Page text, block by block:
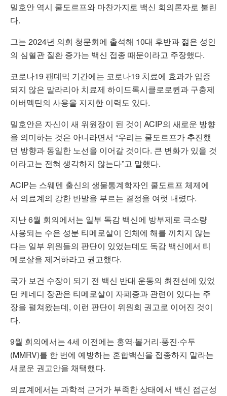
밀호안 역시 쿨도르프와 마찬가지로 백신 회의론자로 불린
다.
그는 2024년 의회 청문회에 출석해 10대 후반과 젊은 성인
의 심혈관 질환 증가는 백신 접종 때문이라고 주장했다.
코로나19 팬데믹 기간에는 코로나19 치료에 효과가 입증
되지 않은 말라리아 치료제 하이드록시클로로퀸과 구충제
이버멕틴의 사용을 지지한 이력도 있다.
밀호안은 자신이 새 위원장이 된 것이 ACIP의 새로운 방향
을 의미하는 것은 아니라면서 “우리는 쿨도르프가 추진했
던 방향과 동일한 노선을 이어갈 것이다. 큰 변화가 있을 것
이라고는 전혀 생각하지 않는다”고 말했다.
ACIP는 스웨덴 출신의 생물통계학자인 쿨도르프 체제에
서 의료계의 강한 반발을 부르는 결정을 여럿 내렸다.
지난 6월 회의에서는 일부 독감 백신에 방부제로 극소량
사용되는 수은 성분 티메로살이 인체에 해를 끼치지 않는
다는 일부 위원들의 판단이 있었는데도 독감 백신에서 티
메로살을 제거하라고 권고했다.
국가 보건 수장이 되기 전 백신 반대 운동의 최전선에 있었
던 케네디 장관은 티메로살이 자폐증과 관련이 있다는 주
장을 펼쳐왔는데, 이런 판단이 위원회 권고로 이어진 것이
다.
9월 회의에서는 4세 이전에는 홍역·볼거리·풍진·수두
(MMRV)를 한 번에 예방하는 혼합백신을 접종하지 말라는
새로운 권고안을 채택했다.
의료계에서는 과학적 근거가 부족한 상태에서 백신 접근성